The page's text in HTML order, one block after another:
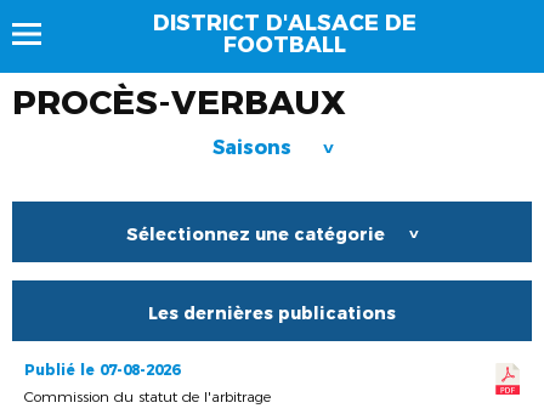
DISTRICT D'ALSACE DE
FOOTBALL
PROCÈS-VERBAUX
Saisons >
Sélectionnez une catégorie >
Les dernières publications
Publié le 07-08-2026
Commission du statut de l'arbitrage